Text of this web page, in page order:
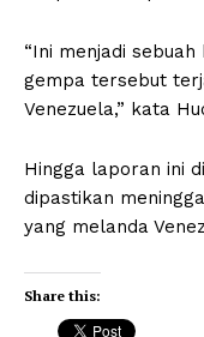
“Ini menjadi
gempa tersebut
Venezuela,” kata
Hingga laporan ini
dipastikan
yang melanda
Share this: